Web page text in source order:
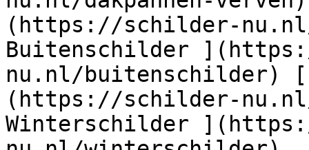
(https://schilder-
Buitenschilder
nu.nl/buitenschilder)
(https://schilder-
Winterschilder